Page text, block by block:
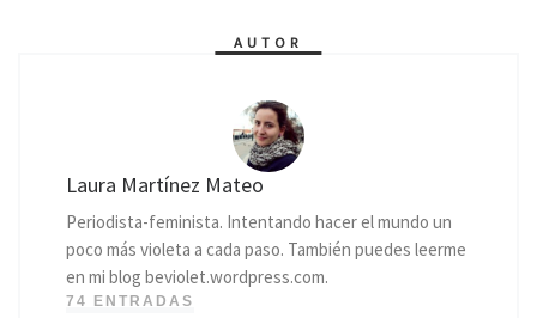
AUTOR
Laura Martínez Mateo
Periodista-feminista. Intentando hacer el mundo un
poco más violeta a cada paso. También puedes leerme
en mi blog beviolet.wordpress.com.
74 ENTRADAS